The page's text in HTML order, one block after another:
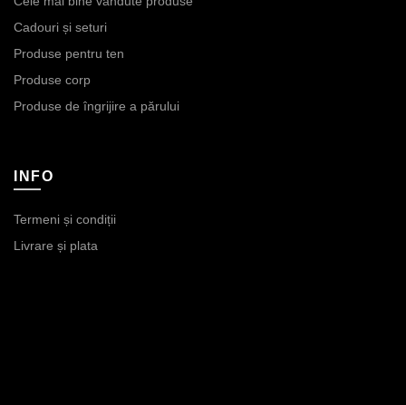
Cadouri și seturi
Produse pentru ten
Produse corp
Produse de îngrijire a părului
INFO
Termeni și condiții
Livrare și plata